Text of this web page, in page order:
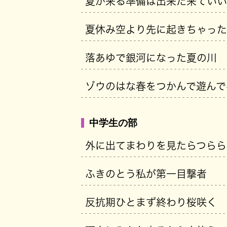
夏休み空より先に起きちゃった
落あゆで銀河になった夏の川
ゾウのはな春をつかんで遊んで
中学生の部
外に出てまわりを見たらつら
ふきのとう私が第一目撃者
反抗期ひとまず終わり桜咲く